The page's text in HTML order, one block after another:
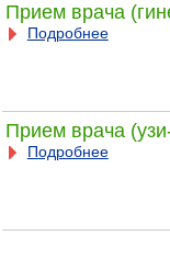
Прием врача
Подробнее
Прием врача
Подробнее